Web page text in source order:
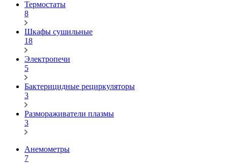
Термостаты
8
Шкафы сушильные
18
Электропечи
5
Бактерицидные рециркуляторы
3
Размораживатели плазмы
3
Анемометры
7